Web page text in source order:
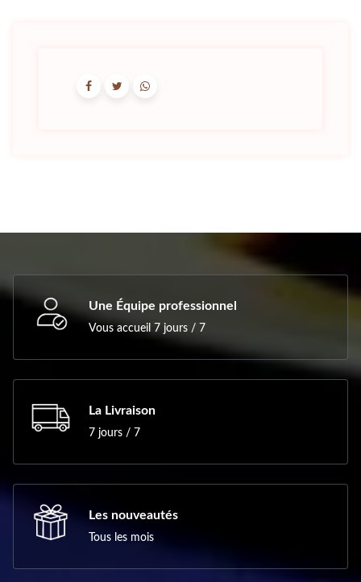
Une Équipe professionnel
Vous accueil 7 jours / 7
La Livraison
7 jours / 7
Les nouveautés
Tous les mois